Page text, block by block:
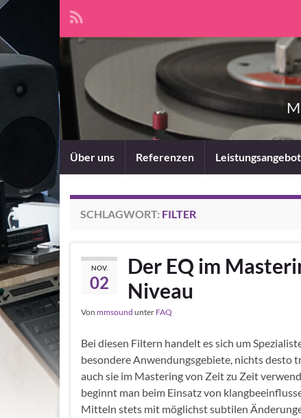
Über uns Referenzen
SCHLAGWORT: FILTER
NOV.
02
Der EQ im
Niveau
Von mmsound unter FAQ
Bei diesen Filtern handelt es sich um
besondere Anwendungsgebiete, nichts desto
auch sie im Mastering von Zeit zu Zeit
beginnt man beim Einsatz von
Mitteln stets mit möglichst subtilen